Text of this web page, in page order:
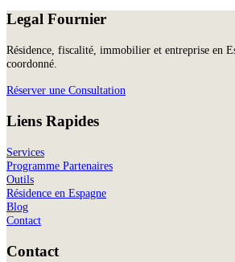
Legal Fournier
Résidence, fiscalité, immobilier et entreprise en
coordonné.
Réserver une Consultation
Liens Rapides
Services
Programme Partenaires
Outils
Résidence en Espagne
Blog
Contact
Contact